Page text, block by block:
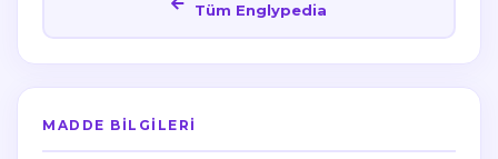
Tüm Englypedia
MADDE BILGILERI